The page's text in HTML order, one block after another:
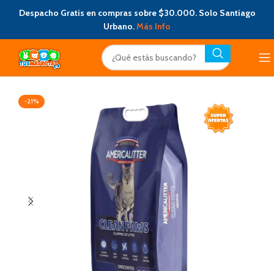
Despacho Gratis en compras sobre $30.000. Solo Santiago
Urbano.Más Info
-21%